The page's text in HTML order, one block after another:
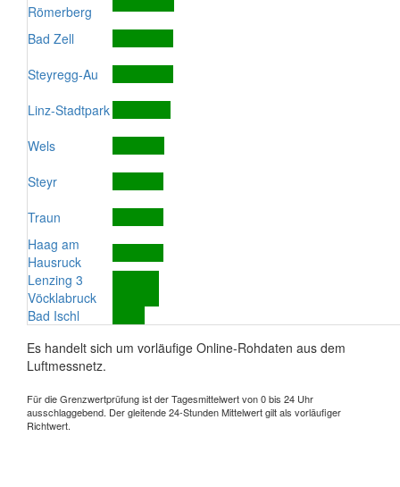
Römerberg
Bad Zell
Steyregg-Au
Linz-Stadtpark
Wels
Steyr
Traun
Haag am
Hausruck
Lenzing 3
Vöcklabruck
Bad Ischl
Es handelt sich um vorläufige Online-Rohdaten aus dem
Luftmessnetz.
Für die Grenzwertprüfung ist der Tagesmittelwert von 0 bis 24 Uhr
ausschlaggebend. Der gleitende 24-Stunden Mittelwert gilt als vorläufiger
Richtwert.